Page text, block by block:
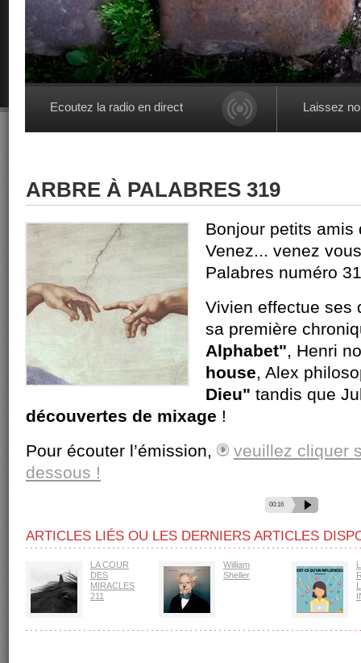
Ecoutez la radio en direct Laissez
ARBRE À PALABRES 319
Bonjour petits amis
Venez... venez
Palabres numéro
Vivien effectue ses
sa première
Alphabet", Henri
house, Alex
Dieu" tandis que
découvertes de mixage !
Pour écouter l’émission,
veuillez cliquer
dessous !
Audio00:00
00:16
ARTICLES LIÉS OU LES DERNIERS ARTICLES
LA COUR
DES
MIRACLES
211
William
Sheller